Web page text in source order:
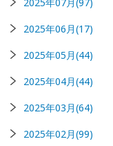
2025年07月(97)
2025年06月(17)
2025年05月(44)
2025年04月(44)
2025年03月(64)
2025年02月(99)